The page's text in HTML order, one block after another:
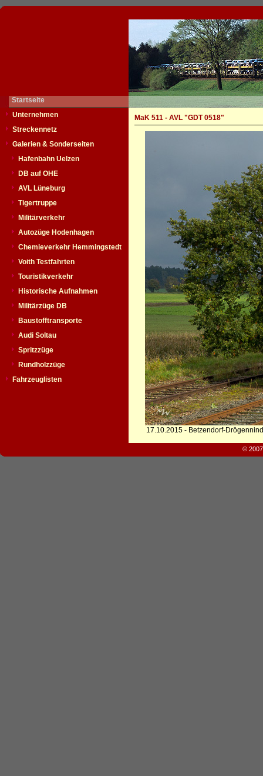
Startseite
Unternehmen
Streckennetz
Galerien & Sonderseiten
Hafenbahn Uelzen
DB auf OHE
AVL Lüneburg
Tigertruppe
Militärverkehr
Autozüge Hodenhagen
Chemieverkehr Hemmingstedt
Voith Testfahrten
Touristikverkehr
Historische Aufnahmen
Militärzüge DB
Baustofftransporte
Audi Soltau
Spritzzüge
Rundholzzüge
Fahrzeuglisten
MaK 511 - AVL "GDT 0518"
17.10.2015 - Betzendorf-
©